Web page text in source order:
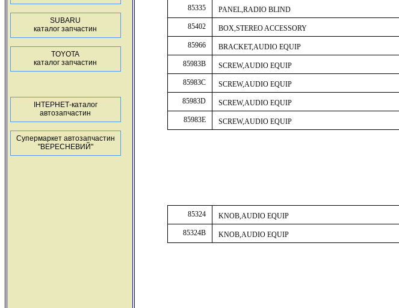
SUBARU
каталог запчастин
TOYOTA
каталог запчастин
ІНТЕРНЕТ-каталог
автозапчастин
Супермаркет автозапчастин
"ВЕРЕСНЕВИЙ"
85335
PANEL,RADIO BLIND
85402
BOX,STEREO ACCESSORY
85966
BRACKET,AUDIO EQUIP
85983B
SCREW,AUDIO EQUIP
85983C
SCREW,AUDIO EQUIP
85983D
SCREW,AUDIO EQUIP
85983E
SCREW,AUDIO EQUIP
85324
KNOB,AUDIO EQUIP
85324B
KNOB,AUDIO EQUIP